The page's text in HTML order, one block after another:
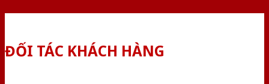
ĐỐI TÁC KHÁCH HÀNG